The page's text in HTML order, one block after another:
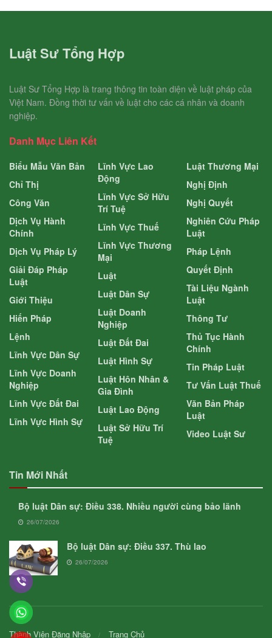
Luật Sư Tổng Hợp
Luật Sư Tổng Hợp là trang thông tin toàn diện về luật pháp của
Việt Nam. Đồng thời tư vấn về luật cho các cá nhân và doanh
nghiệp.
Danh Mục Liên Kết
Biểu Mẫu Văn Bản
Chỉ Thị
Công Văn
Dịch Vụ Hành
Chính
Dịch Vụ Pháp Lý
Giải Đáp Pháp
Luật
Giới Thiệu
Hiến Pháp
Lệnh
Lĩnh Vực Dân Sự
Lĩnh Vực Doanh
Nghiệp
Lĩnh Vực Đất Đai
Lĩnh Vực Hình Sự
Lĩnh Vực Lao
Động
Lĩnh Vực Sở Hữu
Trí Tuệ
Lĩnh Vực Thuế
Lĩnh Vực Thương
Mại
Luật
Luật Dân Sự
Luật Doanh
Nghiệp
Luật Đất Đai
Luật Hình Sự
Luật Hôn Nhân &
Gia Đình
Luật Lao Động
Luật Sở Hữu Trí
Tuệ
Luật Thương Mại
Nghị Định
Nghị Quyết
Nghiên Cứu Pháp
Luật
Pháp Lệnh
Quyết Định
Tài Liệu Ngành
Luật
Thông Tư
Thủ Tục Hành
Chính
Tin Pháp Luật
Tư Vấn Luật Thuế
Văn Bản Pháp
Luật
Video Luật Sư
Tin Mới Nhất
Bộ luật Dân sự: Điều 338. Nhiều người cùng bảo lãnh
26/07/2026
Bộ luật Dân sự: Điều 337. Thù lao
26/07/2026
Thành Viên Đăng Nhập Trang Chủ